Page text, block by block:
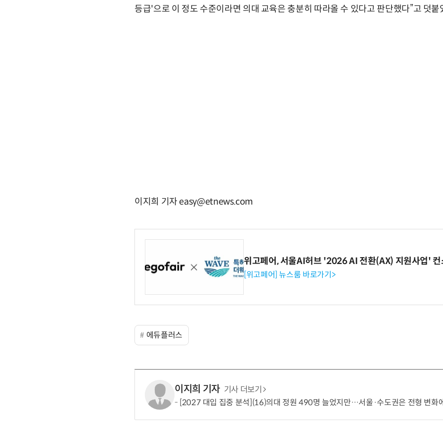
등급'으로 이 정도 수준이라면 의대 교육은 충분히 따라올 수 있다고 판단했다”고 덧붙
이지희 기자 easy@etnews.com
위고페어, 서울AI허브 '2026 AI 전환(AX) 지원사업' 컨
[위고페어] 뉴스룸 바로가기>
에듀플러스
이지희 기자 기사 더보기
[2027 대입 집중 분석](16)의대 정원 490명 늘었지만…서울·수도권은 전형 변화